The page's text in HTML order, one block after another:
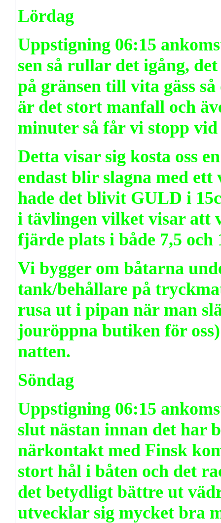
Lördag
Uppstigning 06:15
sen så rullar det igång,
på gränsen till vita gäss
är det stort manfall och
minuter så får vi stopp
Detta visar sig kosta oss
endast blir slagna med
hade det blivit GULD i
i tävlingen vilket visar att
fjärde plats i både 7,5 och
Vi bygger om båtarna
tank/behållare på
rusa ut i pipan när man
jouröppna butiken för
natten.
Söndag
Uppstigning 06:15
slut nästan innan det har
närkontakt med Finsk
stort hål i båten och det
det betydligt bättre ut
utvecklar sig mycket bra